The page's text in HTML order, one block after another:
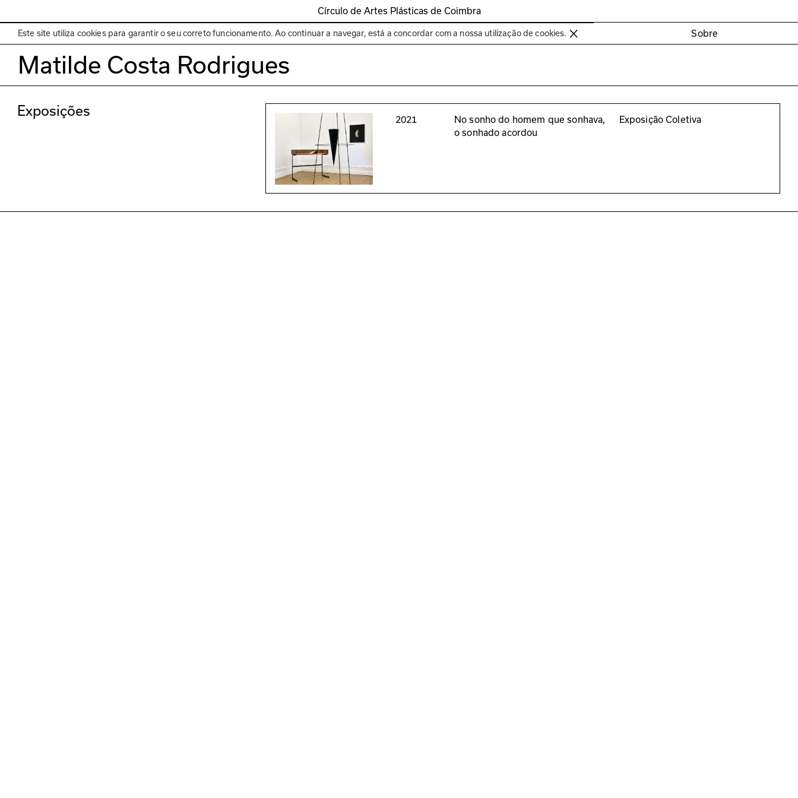
Círculo de Artes Plásticas de Coimbra
EN Programa Espaços Bienal de Coimbra Sobre
Este site utiliza cookies para garantir o seu correto funcionamento. Ao continuar a navegar, está a concordar com a nossa utilização de cookies.
Matilde Costa Rodrigues
Exposições
2021
No sonho do homem que sonhava,
o sonhado acordou
Exposição Coletiva